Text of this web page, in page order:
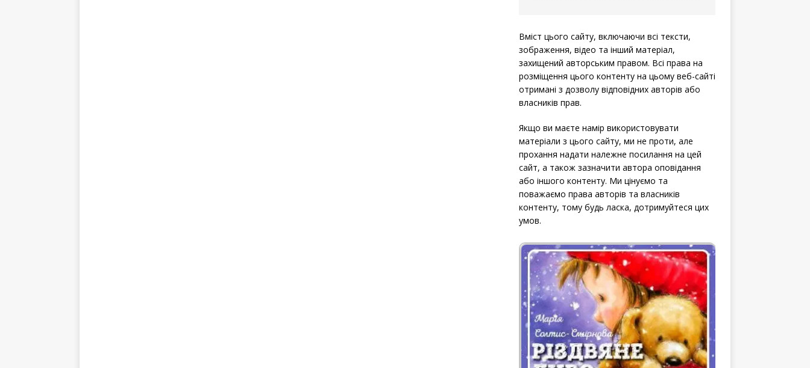
Вміст цього сайту, включаючи всі тексти,
зображення, відео та інший матеріал,
захищений авторським правом. Всі права на
розміщення цього контенту на цьому веб-сайті
отримані з дозволу відповідних авторів або
власників прав.
Якщо ви маєте намір використовувати
матеріали з цього сайту, ми не проти, але
прохання надати належне посилання на цей
сайт, а також зазначити автора оповідання
або іншого контенту. Ми цінуємо та
поважаємо права авторів та власників
контенту, тому будь ласка, дотримуйтеся цих
умов.